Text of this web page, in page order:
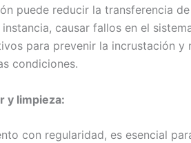
puede reducir la transferencia
causar fallos en el
para prevenir la incrustación y
condiciones.
y limpieza:
con regularidad, es esencial